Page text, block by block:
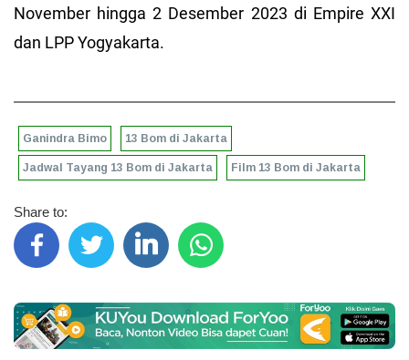
November hingga 2 Desember 2023 di Empire XXI
dan LPP Yogyakarta.
Ganindra Bimo 13 Bom di Jakarta
Jadwal Tayang 13 Bom di Jakarta Film 13 Bom di Jakarta
Share to: